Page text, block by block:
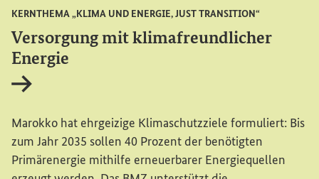
KERNTHEMA „KLIMA UND ENERGIE,JUST TRANSITION“
Versorgung mit klimafreundlicher
Energie
Marokko hat ehrgeizige Klimaschutzziele formuliert: Bis
zum Jahr 2035 sollen 40 Prozent der benötigten
Primärenergie mithilfe erneuerbarer Energiequellen